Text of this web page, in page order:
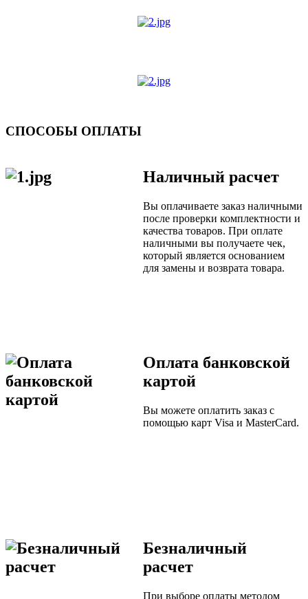
СПОСОБЫ ОПЛАТЫ
Наличный расчет
Вы оплачиваете заказ наличными
после проверки комплектности и
качества товаров. При оплате
наличными вы получаете чек,
который является основанием
для замены и возврата товара.
Оплата банковской
картой
Вы можете оплатить заказ с
помощью карт Visa и MasterCard.
Безналичный
расчет
При выборе оплаты методом